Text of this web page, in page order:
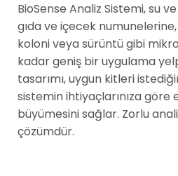
BioSense Analiz Sistemi, su
gıda ve içecek
koloni veya sürüntü gibi
kadar geniş bir uygulama
tasarımı, uygun kitleri
sistemin ihtiyaçlarınıza göre
büyümesini sağlar. Zorlu
çözümdür.